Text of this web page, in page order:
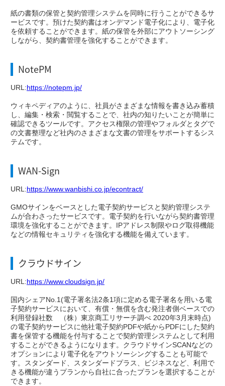
紙の書類の保管と契約管理システムを同時に行うことができるサ
ービスです。預けた契約書はオンデマンド電子化により、電子化
を依頼することができます。紙の保管を外部にアウトソーシング
しながら、契約書管理を強化することができます。
NotePM
URL:https://notepm.jp/
ウィキペディアのように、社員がさまざまな情報を書き込み蓄積
し、編集・検索・閲覧することで、社内の知りたいことが簡単に
確認できるツールです。アクセス権限の管理やフォルダとタグで
の文書整理など社内のさまざまな文書の管理をサポートするシス
テムです。
WAN-Sign
URL:https://www.wanbishi.co.jp/econtract/
GMOサインをベースとした電子契約サービスと契約管理システ
ムが合わさったサービスです。電子契約を行いながら契約書管理
環境を強化することができます。IPアドレス制限やログ取得機能
などの情報セキュリティを強化する機能を備えています。
クラウドサイン
URL:https://www.cloudsign.jp/
国内シェアNo.1(電子署名法2条1項に定める電子署名を用いる電
子契約サービスにおいて、有償・無償を含む発注者側ベースでの
利用登録社数 （株）東京商工リサーチ調べ 2020年3月末時点)
の電子契約サービスに他社電子契約PDFや紙からPDFにした契約
書を保管する機能を付与することで契約管理システムとして利用
することができるようになります。クラウドサインSCANなどの
オプションにより電子化をアウトソーシングすることも可能で
す。スタンダード、スタンダードプラス、ビジネスなど、利用で
きる機能が違うプランから自社に合ったプランを選択することが
できます。